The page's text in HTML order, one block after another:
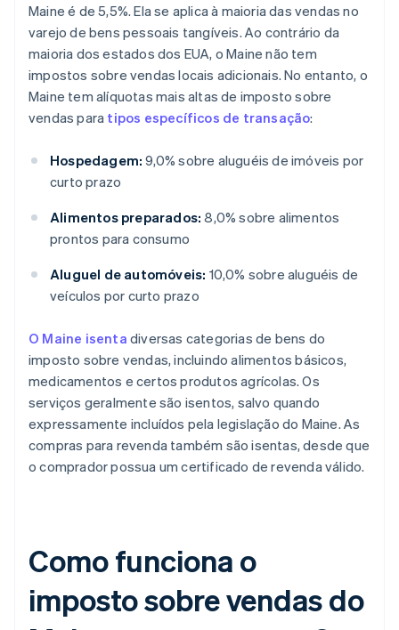
Maine é de 5,5%. Ela se aplica à maioria das vendas no
varejo de bens pessoais tangíveis. Ao contrário da
maioria dos estados dos EUA, o Maine não tem
impostos sobre vendas locais adicionais. No entanto, o
Maine tem alíquotas mais altas de imposto sobre
vendas para tipos específicos de transação:
Hospedagem: 9,0% sobre aluguéis de imóveis por
curto prazo
Alimentos preparados: 8,0% sobre alimentos
prontos para consumo
Aluguel de automóveis: 10,0% sobre aluguéis de
veículos por curto prazo
O Maine isenta diversas categorias de bens do
imposto sobre vendas, incluindo alimentos básicos,
medicamentos e certos produtos agrícolas. Os
serviços geralmente são isentos, salvo quando
expressamente incluídos pela legislação do Maine. As
compras para revenda também são isentas, desde que
o comprador possua um certificado de revenda válido.
Como funciona o
imposto sobre vendas do